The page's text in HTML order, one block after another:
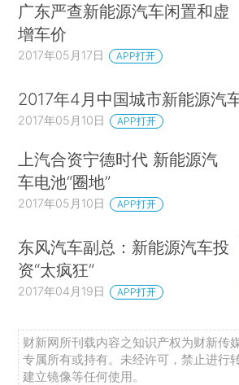
广东严查新能源汽车闲置和虚
增车价
2017年05月17日 APP打开
2017年4月中国城市新能源汽
2017年05月10日 APP打开
上汽合资宁德时代 新能源汽
车电池“圈地”
2017年05月10日 APP打开
东风汽车副总：新能源汽车投
资“太疯狂”
2017年04月19日 APP打开
财新网所刊载内容之知识产权为财新传
专属所有或持有。未经许可，禁止进行
建立镜像等任何使用。